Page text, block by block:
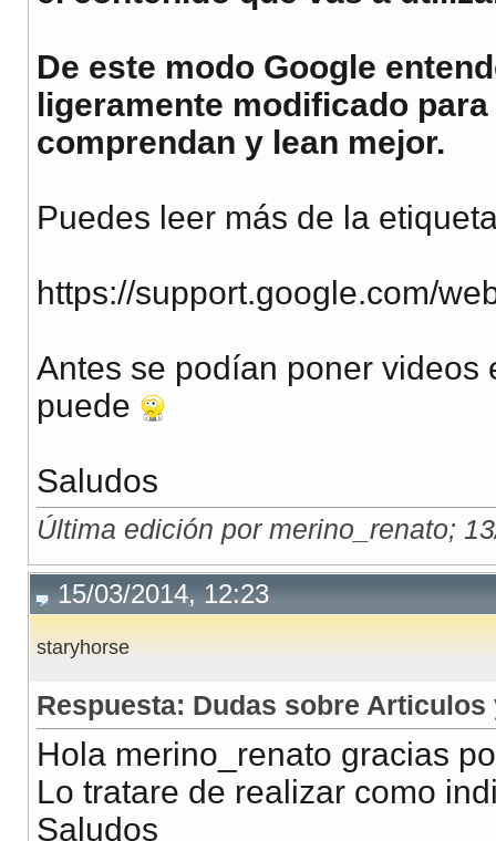
De este modo Google
ligeramente modificado
comprendan y lean mejor.
Puedes leer más de la
https://support.google.com/
Antes se podían poner videos
puede
Saludos
Última edición por merino_renato;
15/03/2014, 12:23
staryhorse
Respuesta: Dudas sobre Articulos
Hola merino_renato gracias
Lo tratare de realizar como
Saludos